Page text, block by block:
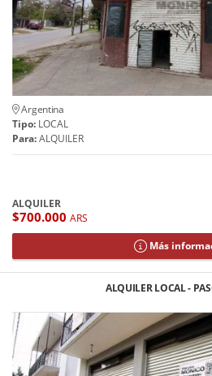
Argentina
Tipo: LOCAL
Para:ALQUILER
ALQUILER
$700.000 ARS
Más
ALQUILER LOCAL -